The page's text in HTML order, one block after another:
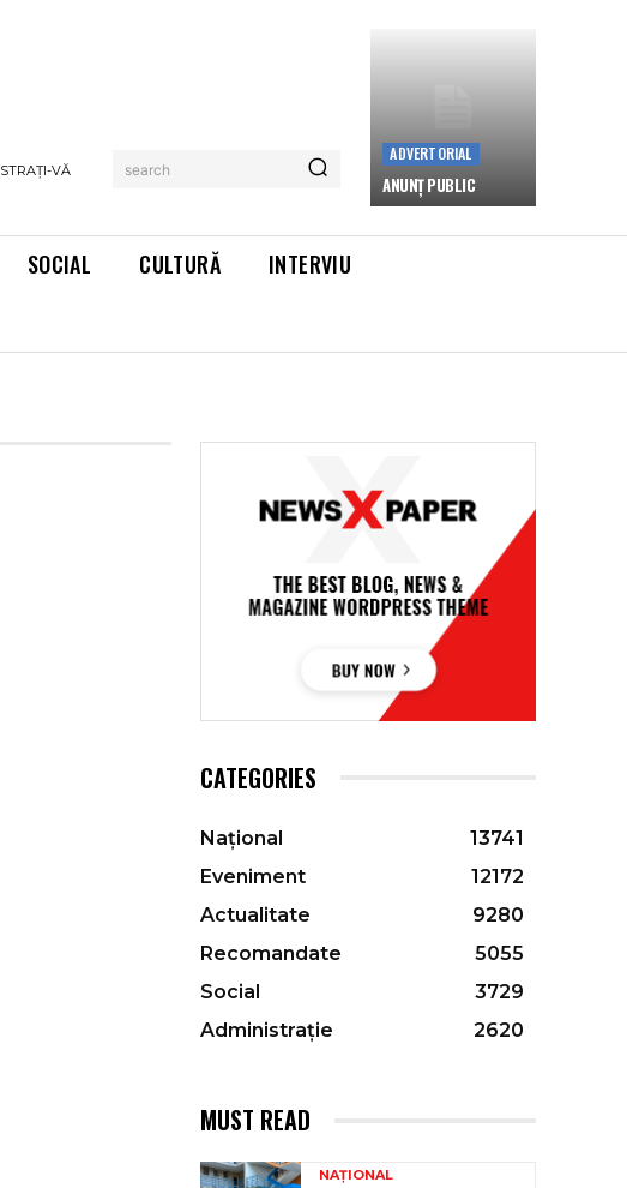
VĂ search
ADVERTORIAL
ANUNȚ PUBLIC
SOCIAL CULTURĂ
INTERVIU
CATEGORIES
Național
13741
Eveniment
12172
Actualitate
9280
Recomandate
5055
Social
3729
Administrație
2620
MUST READ
NAȚIONAL